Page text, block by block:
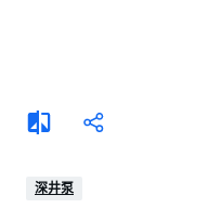
添
加
较
分
深井泵